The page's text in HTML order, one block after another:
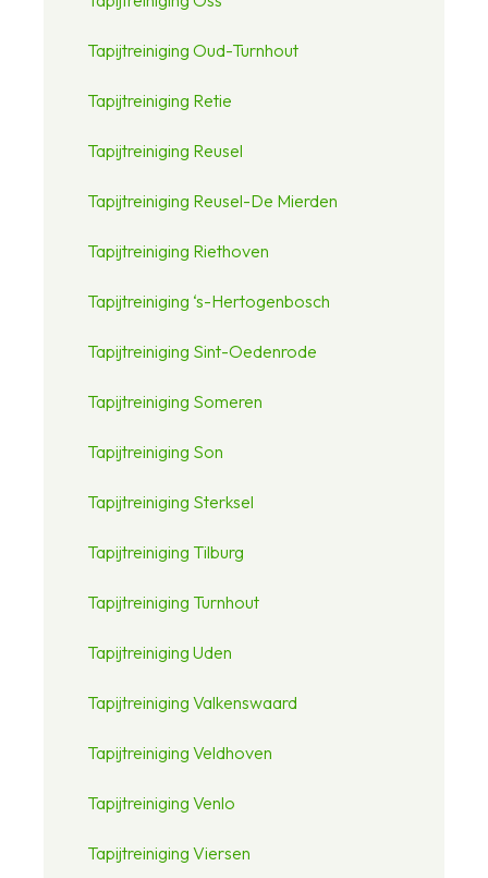
Tapijtreiniging Oud-Turnhout
Tapijtreiniging Retie
Tapijtreiniging Reusel
Tapijtreiniging Reusel-De Mierden
Tapijtreiniging Riethoven
Tapijtreiniging ‘s-Hertogenbosch
Tapijtreiniging Sint-Oedenrode
Tapijtreiniging Someren
Tapijtreiniging Son
Tapijtreiniging Sterksel
Tapijtreiniging Tilburg
Tapijtreiniging Turnhout
Tapijtreiniging Uden
Tapijtreiniging Valkenswaard
Tapijtreiniging Veldhoven
Tapijtreiniging Venlo
Tapijtreiniging Viersen